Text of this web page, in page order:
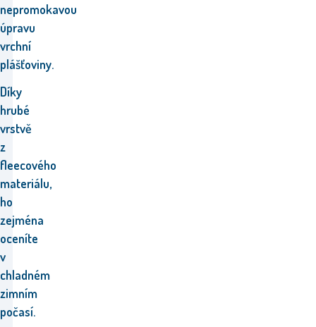
nepromokavou
úpravu
vrchní
plášťoviny.
Díky
hrubé
vrstvě
z
fleecového
materiálu,
ho
zejména
oceníte
v
chladném
zimním
počasí.